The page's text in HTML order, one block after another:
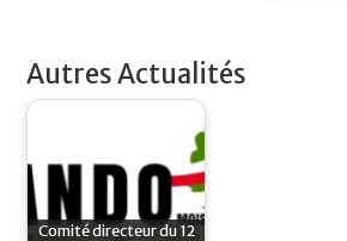
Autres Actualités
Comité directeur du 12